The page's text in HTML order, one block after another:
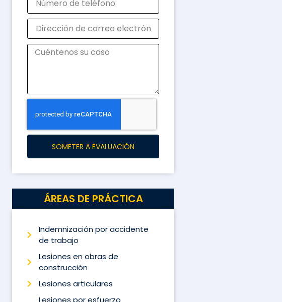
SOMETER A EVALUACIÓN
ÁREAS DE PRÁCTICA
Indemnización por accidente
de trabajo
Lesiones en obras de
construcción
Lesiones articulares
Lesiones por esfuerzo